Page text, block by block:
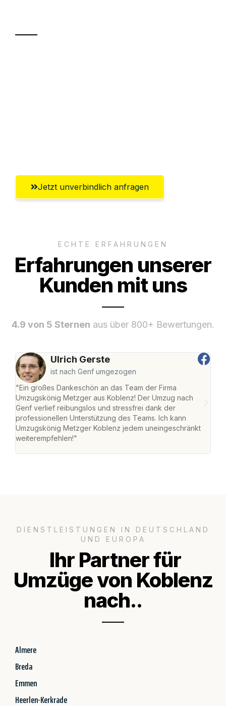
Jetzt unverbindlich anfragen
ECHTE ERFAHRUNGEN
Erfahrungen unserer
Kunden mit uns
4.9 von 5 Sternen aus über 800+ Bewertungen.
Ulrich Gerste
ist nach Genf umgezogen
"Ein großes Dankeschön an das Team der Firma
Umzugskönig Metzger aus Koblenz! Der Umzug nach
Genf verlief reibungslos und stressfrei dank der
professionellen Unterstützung des Teams. Ich kann
Umzugskönig Metzger Koblenz jedem uneingeschränkt
weiterempfehlen!"
DIENSTLEISTUNGEN IN DEUTSCHLAND
UND EUROPA
Ihr Partner für
Umzüge von Koblenz
nach..
Almere
Breda
Emmen
Heerlen-Kerkrade